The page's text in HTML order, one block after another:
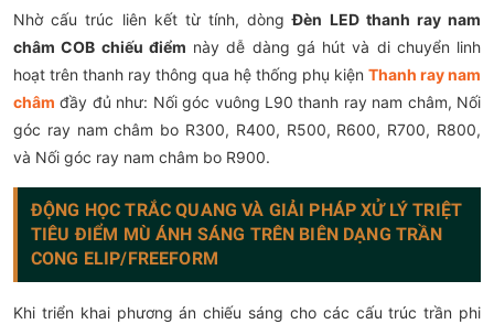
Nhờ cấu trúc liên kết từ tính, dòngĐèn LED thanh ray nam
châm COB chiếu điểm này dễ dàng gá hút và di chuyển linh
hoạt trên thanh ray thông qua hệ thống phụ kiện Thanh ray nam
châm đầy đủ như: Nối góc vuông L90 thanh ray nam châm, Nối
góc ray nam châm bo R300, R400, R500, R600, R700, R800,
và Nối góc ray nam châm bo R900.
ĐỘNG HỌC TRẮC QUANG VÀ GIẢI PHÁP XỬ LÝ TRIỆT
TIÊU ĐIỂM MÙ ÁNH SÁNG TRÊN BIÊN DẠNG TRẦN
CONG ELIP/FREEFORM
Khi triển khai phương án chiếu sáng cho các cấu trúc trần phi